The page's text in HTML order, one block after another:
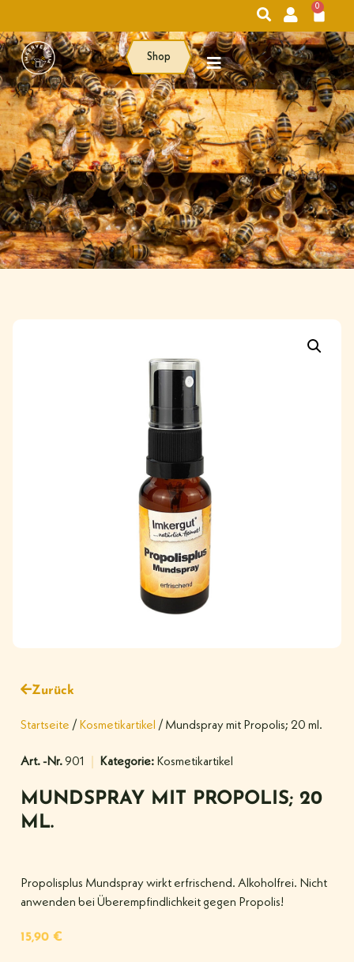
0
Shop
Zurück
Startseite / Kosmetikartikel / Mundspray mit Propolis; 20 ml.
Art. -Nr.901 Kategorie: Kosmetikartikel
MUNDSPRAY MIT PROPOLIS; 20
ML.
Propolisplus Mundspray wirkt erfrischend. Alkoholfrei. Nicht
anwenden bei Überempfindlichkeit gegen Propolis!
15,90 €